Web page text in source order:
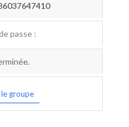
passe :
groupe